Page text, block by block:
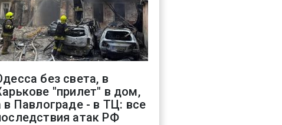
без света, в
"прилет" в дом,
в Павлограде - в ТЦ: все
атак РФ